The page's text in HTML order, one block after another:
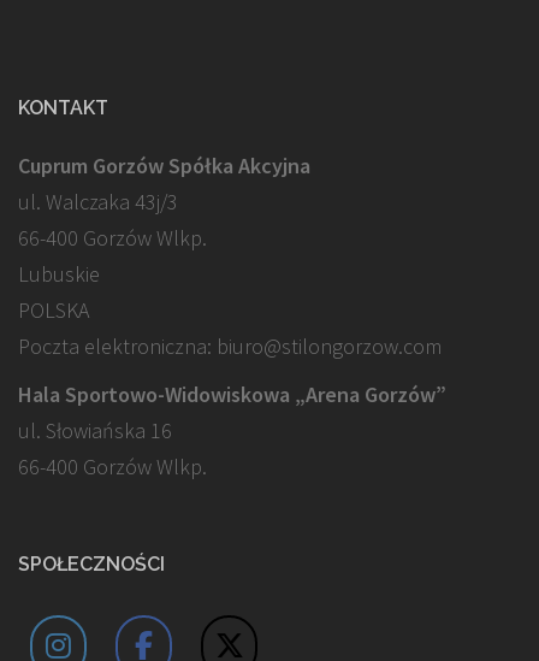
KONTAKT
Cuprum Gorzów Spółka Akcyjna
ul. Walczaka 43j/3
66-400 Gorzów Wlkp.
Lubuskie
POLSKA
Poczta elektroniczna: biuro@stilongorzow.com
Hala Sportowo-Widowiskowa „Arena Gorzów”
ul. Słowiańska 16
66-400 Gorzów Wlkp.
SPOŁECZNOŚCI